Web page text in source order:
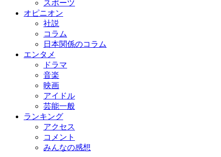
スポーツ
オピニオン
社説
コラム
日本関係のコラム
エンタメ
ドラマ
音楽
映画
アイドル
芸能一般
ランキング
アクセス
コメント
みんなの感想